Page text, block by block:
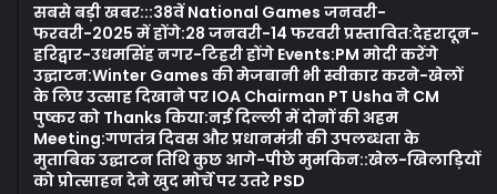
सबसे बड़ी खबर:::38वें National Games जनवरी-
फरवरी-2025 में होंगे:28 जनवरी-14 फरवरी प्रस्तावित:देहरादून-
हरिद्वार-उधमसिंह नगर-टिहरी होंगे Events:PM मोदी करेंगे
उद्घाटन:Winter Games की मेजबानी भी स्वीकार करने-खेलों
के लिए उत्साह दिखाने पर IOA Chairman PT Usha ने CM
पुष्कर को Thanks किया:नई दिल्ली में दोनों की अहम
Meeting:गणतंत्र दिवस और प्रधानमंत्री की उपलब्धता के
मुताबिक उद्घाटन तिथि कुछ आगे-पीछे मुमकिन::खेल-खिलाड़ियों
को प्रोत्साहन देने खुद मोर्चे पर उतरे PSD